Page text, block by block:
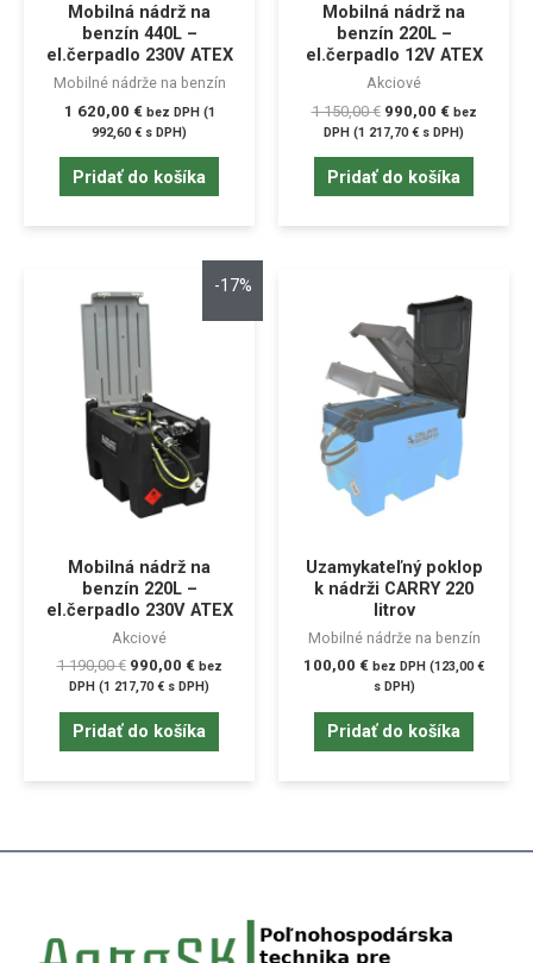
Mobilná nádrž na
benzín 440L –
el.čerpadlo 230V ATEX
Mobilné nádrže na benzín
1 620,00 € bez DPH (1
992,60€ s DPH)
Pridať do košíka
Mobilná nádrž na
benzín 220L –
el.čerpadlo 12V ATEX
Akciové
1 150,00€ 990,00 € bez
DPH (1 217,70€ s DPH)
Pridať do košíka
-17%
Mobilná nádrž na
benzín 220L –
el.čerpadlo 230V ATEX
Akciové
1 190,00€ 990,00 € bez
DPH (1 217,70€ s DPH)
Pridať do košíka
Uzamykateľný poklop
k nádrži CARRY 220
litrov
Mobilné nádrže na benzín
100,00 € bez DPH (123,00€
s DPH)
Pridať do košíka